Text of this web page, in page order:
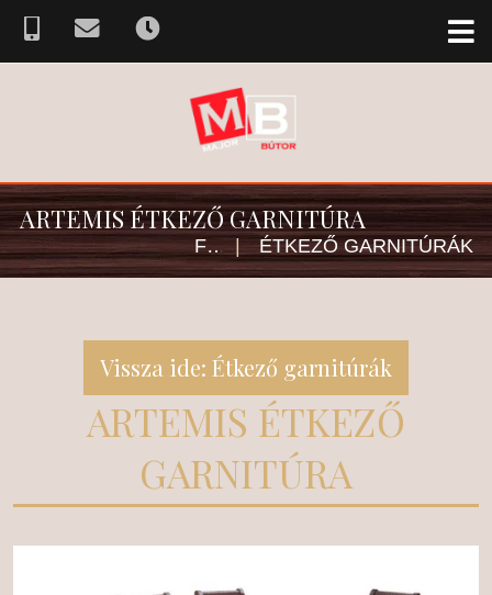
ARTEMIS ÉTKEZŐ GARNITÚRA
FŐOLDAL | ÉTKEZŐ GARNITÚRÁK
Vissza ide: Étkező garnitúrák
ARTEMIS ÉTKEZŐ
GARNITÚRA